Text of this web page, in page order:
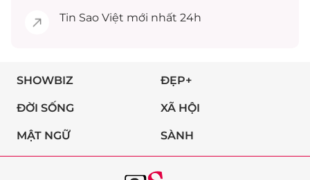
Tin Sao Việt mới nhất 24h
SHOWBIZ ĐẸP+
ĐỜI SỐNG XÃ HỘI
MẬT NGỮ SÀNH